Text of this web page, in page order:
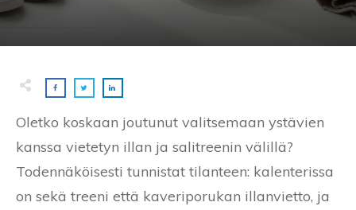
Oletko koskaan joutunut valitsemaan ystävien
kanssa vietetyn illan ja salitreenin välillä?
Todennäköisesti tunnistat tilanteen: kalenterissa
on sekä treeni että kaveriporukan illanvietto, ja